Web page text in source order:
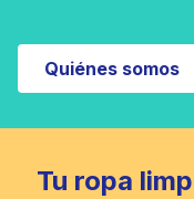
Quiénes somos
Tu ropa